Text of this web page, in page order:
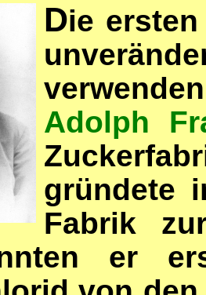
Die
Adolph
gründete
Fabrik
er